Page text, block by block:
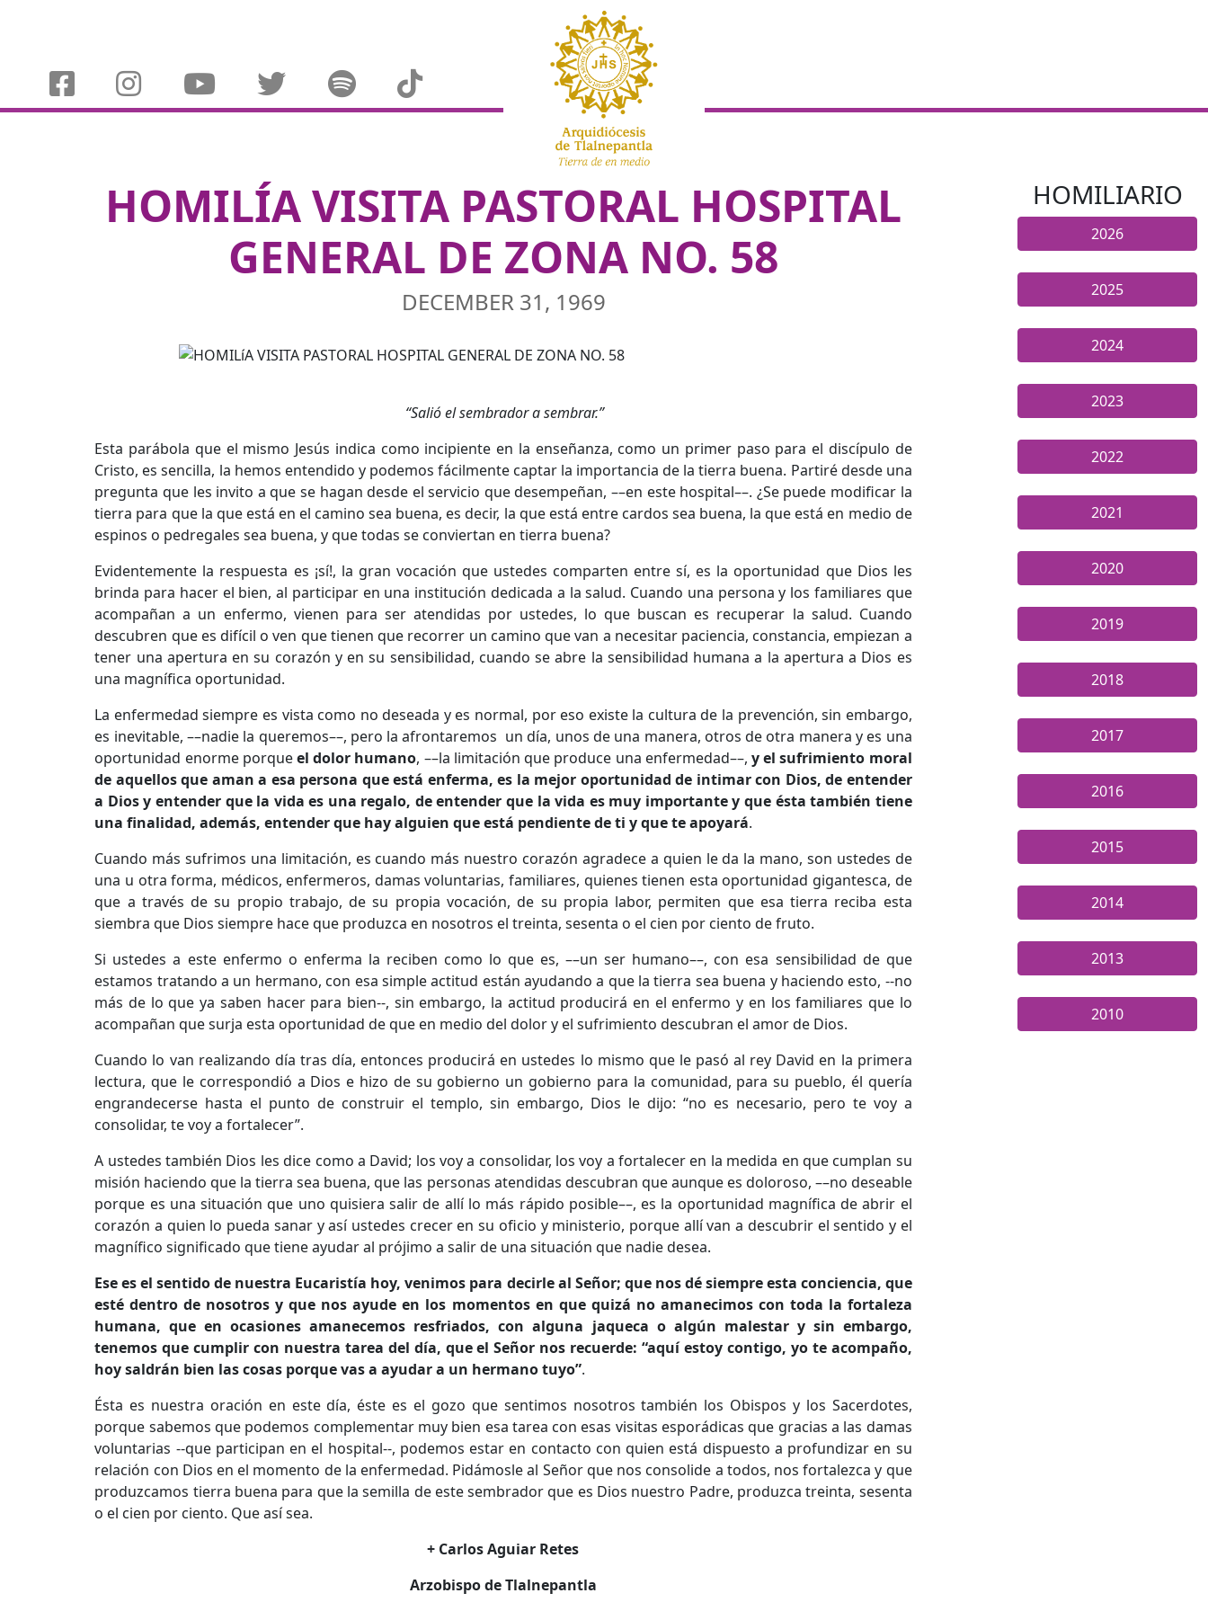
HOMILÍA VISITA PASTORAL HOSPITAL
GENERAL DE ZONA NO. 58
DECEMBER 31, 1969
“Salió el sembrador a sembrar.”
Esta parábola que el mismo Jesús indica como incipiente en la enseñanza, como un primer paso para el discípulo de
Cristo, es sencilla, la hemos entendido y podemos fácilmente captar la importancia de la tierra buena. Partiré desde una
pregunta que les invito a que se hagan desde el servicio que desempeñan, ––en este hospital––. ¿Se puede modificar la
tierra para que la que está en el camino sea buena, es decir, la que está entre cardos sea buena, la que está en medio de
espinos o pedregales sea buena, y que todas se conviertan en tierra buena?
Evidentemente la respuesta es ¡sí!, la gran vocación que ustedes comparten entre sí, es la oportunidad que Dios les
brinda para hacer el bien, al participar en una institución dedicada a la salud. Cuando una persona y los familiares que
acompañan a un enfermo, vienen para ser atendidas por ustedes, lo que buscan es recuperar la salud. Cuando
descubren que es difícil o ven que tienen que recorrer un camino que van a necesitar paciencia, constancia, empiezan a
tener una apertura en su corazón y en su sensibilidad, cuando se abre la sensibilidad humana a la apertura a Dios es
una magnífica oportunidad.
La enfermedad siempre es vista como no deseada y es normal, por eso existe la cultura de la prevención, sin embargo,
es inevitable, ––nadie la queremos––, pero la afrontaremos un día, unos de una manera, otros de otra manera y es una
oportunidad enorme porqueel dolor humano, ––la limitación que produce una enfermedad––,y el sufrimiento moral
de aquellos que aman a esa persona que está enferma, es la mejor oportunidad de intimar con Dios, de entender
a Dios y entender que la vida es una regalo, de entender que la vida es muy importante y que ésta también tiene
una finalidad, además, entender que hay alguien que está pendiente de ti y que te apoyará.
Cuando más sufrimos una limitación, es cuando más nuestro corazón agradece a quien le da la mano, son ustedes de
una u otra forma, médicos, enfermeros, damas voluntarias, familiares, quienes tienen esta oportunidad gigantesca, de
que a través de su propio trabajo, de su propia vocación, de su propia labor, permiten que esa tierra reciba esta
siembra que Dios siempre hace que produzca en nosotros el treinta, sesenta o el cien por ciento de fruto.
Si ustedes a este enfermo o enferma la reciben como lo que es, ––un ser humano––, con esa sensibilidad de que
estamos tratando a un hermano, con esa simple actitud están ayudando a que la tierra sea buena y haciendo esto, --no
más de lo que ya saben hacer para bien--, sin embargo, la actitud producirá en el enfermo y en los familiares que lo
acompañan que surja esta oportunidad de que en medio del dolor y el sufrimiento descubran el amor de Dios.
Cuando lo van realizando día tras día, entonces producirá en ustedes lo mismo que le pasó al rey David en la primera
lectura, que le correspondió a Dios e hizo de su gobierno un gobierno para la comunidad, para su pueblo, él quería
engrandecerse hasta el punto de construir el templo, sin embargo, Dios le dijo: “no es necesario, pero te voy a
consolidar, te voy a fortalecer”.
A ustedes también Dios les dice como a David; los voy a consolidar, los voy a fortalecer en la medida en que cumplan su
misión haciendo que la tierra sea buena, que las personas atendidas descubran que aunque es doloroso, ––no deseable
porque es una situación que uno quisiera salir de allí lo más rápido posible––, es la oportunidad magnífica de abrir el
corazón a quien lo pueda sanar y así ustedes crecer en su oficio y ministerio, porque allí van a descubrir el sentido y el
magnífico significado que tiene ayudar al prójimo a salir de una situación que nadie desea.
Ese es el sentido de nuestra Eucaristía hoy, venimos para decirle al Señor; que nos dé siempre esta conciencia, que
esté dentro de nosotros y que nos ayude en los momentos en que quizá no amanecimos con toda la fortaleza
humana, que en ocasiones amanecemos resfriados, con alguna jaqueca o algún malestar y sin embargo,
tenemos que cumplir con nuestra tarea del día, que el Señor nos recuerde: “aquí estoy contigo, yo te acompaño,
hoy saldrán bien las cosas porque vas a ayudar a un hermano tuyo”.
Ésta es nuestra oración en este día, éste es el gozo que sentimos nosotros también los Obispos y los Sacerdotes,
porque sabemos que podemos complementar muy bien esa tarea con esas visitas esporádicas que gracias a las damas
voluntarias --que participan en el hospital--, podemos estar en contacto con quien está dispuesto a profundizar en su
relación con Dios en el momento de la enfermedad. Pidámosle al Señor que nos consolide a todos, nos fortalezca y que
produzcamos tierra buena para que la semilla de este sembrador que es Dios nuestro Padre, produzca treinta, sesenta
o el cien por ciento. Que así sea.
+ Carlos Aguiar Retes
Arzobispo de Tlalnepantla
HOMILIARIO
2026
2025
2024
2023
2022
2021
2020
2019
2018
2017
2016
2015
2014
2013
2010